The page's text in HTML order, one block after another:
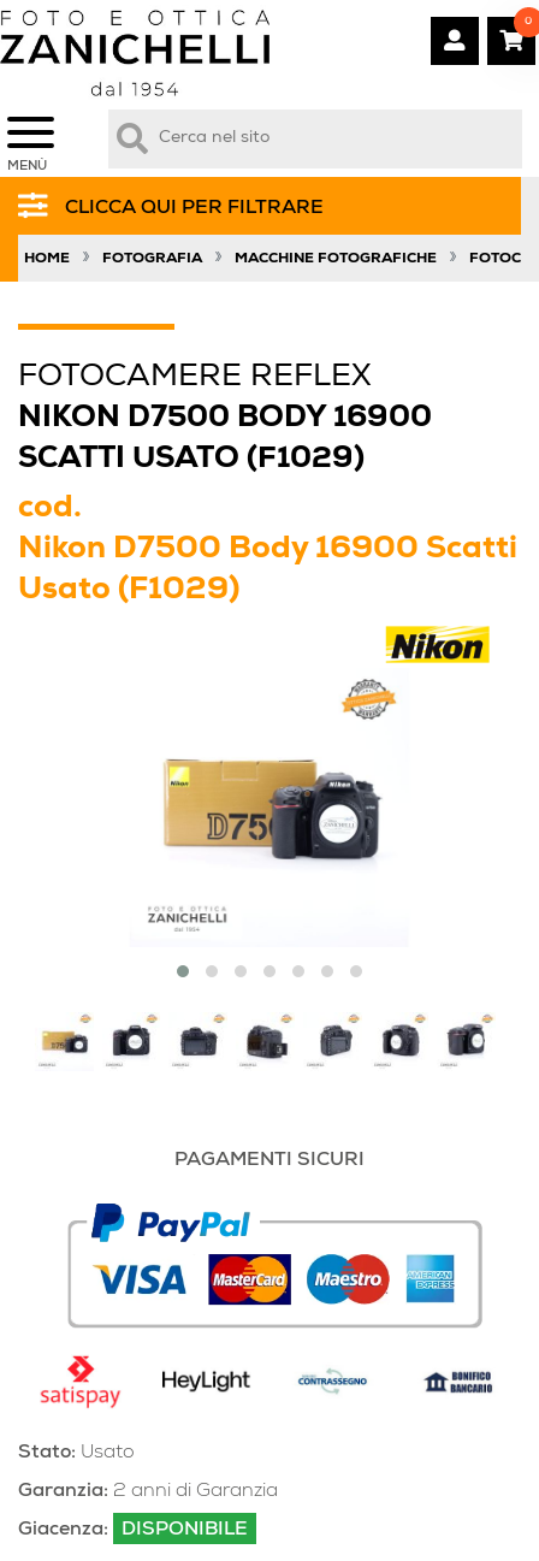
MENÙ
0
CLICCA QUI PER FILTRARE
HOME » FOTOGRAFIA » MACCHINE FOTOGRAFICHE »
FOTOCAMERE REFLEX
NIKON D7500 BODY 16900
SCATTI USATO (F1029)
cod.
Nikon D7500 Body 16900 Scatti
Usato (F1029)
PAGAMENTI SICURI
Stato: Usato
Garanzia: 2 anni di Garanzia
Giacenza:
DISPONIBILE